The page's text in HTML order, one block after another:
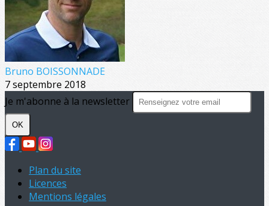
Bruno BOISSONNADE
7 septembre 2018
Je m'abonne à la newsletter
OK
Plan du site
Licences
Mentions légales